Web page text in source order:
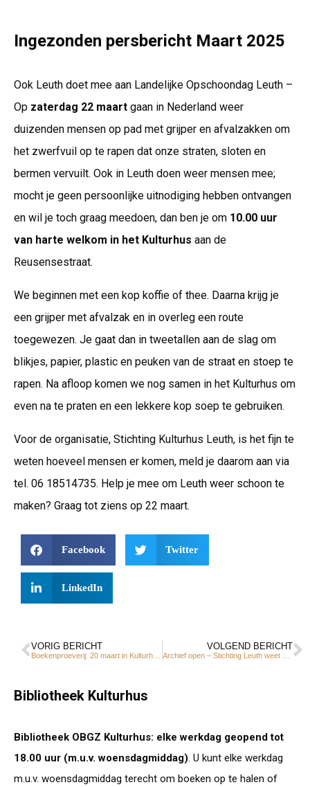
Ingezonden persbericht Maart 2025
Ook Leuth doet mee aan Landelijke Opschoondag Leuth –
Op zaterdag 22 maart gaan in Nederland weer
duizenden mensen op pad met grijper en afvalzakken om
het zwerfvuil op te rapen dat onze straten, sloten en
bermen vervuilt. Ook in Leuth doen weer mensen mee;
mocht je geen persoonlijke uitnodiging hebben ontvangen
en wil je toch graag meedoen, dan ben je om 10.00 uur
van harte welkom in het Kulturhus aan de
Reusensestraat.
We beginnen met een kop koffie of thee. Daarna krijg je
een grijper met afvalzak en in overleg een route
toegewezen. Je gaat dan in tweetallen aan de slag om
blikjes, papier, plastic en peuken van de straat en stoep te
rapen. Na afloop komen we nog samen in het Kulturhus om
even na te praten en een lekkere kop soep te gebruiken.
Voor de organisatie, Stichting Kulturhus Leuth, is het fijn te
weten hoeveel mensen er komen, meld je daarom aan via
tel. 06 18514735. Help je mee om Leuth weer schoon te
maken? Graag tot ziens op 22 maart.
Facebook Twitter
LinkedIn
VORIG BERICHT VOLGEND BERICHT
Bibliotheek Kulturhus
Bibliotheek OBGZ Kulturhus: elke werkdag geopend tot
18.00 uur (m.u.v. woensdagmiddag). U kunt elke werkdag
m.u.v. woensdagmiddag terecht om boeken op te halen of